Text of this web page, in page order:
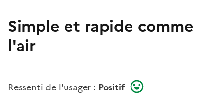
Simple et rapide comme
l'air
Ressenti de l'usager : Positif